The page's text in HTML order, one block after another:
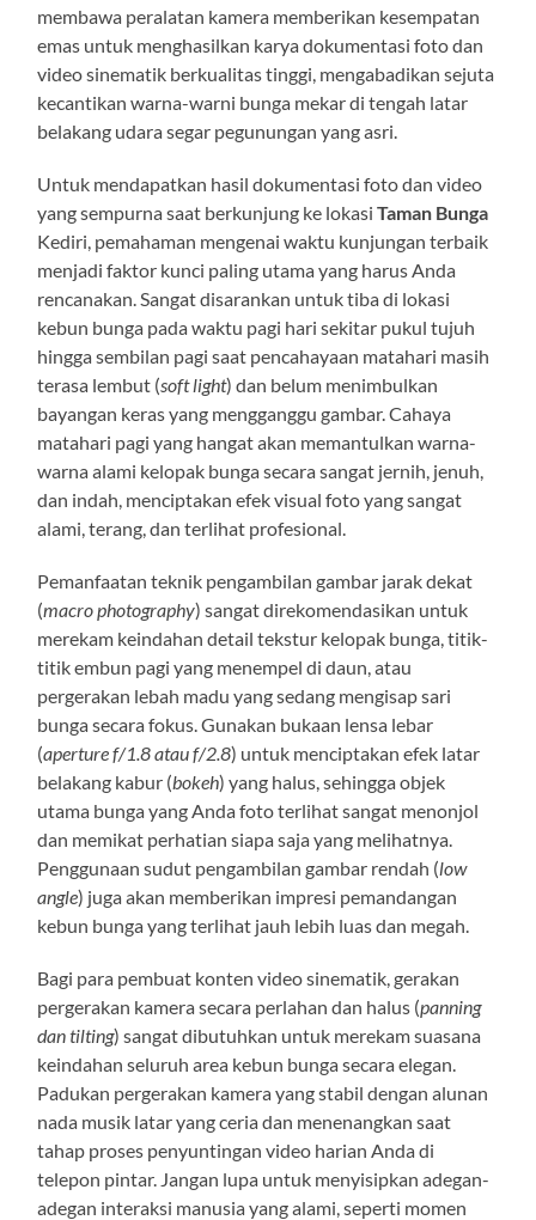
membawa peralatan kamera memberikan kesempatan
emas untuk menghasilkan karya dokumentasi foto dan
video sinematik berkualitas tinggi, mengabadikan sejuta
kecantikan warna-warni bunga mekar di tengah latar
belakang udara segar pegunungan yang asri.
Untuk mendapatkan hasil dokumentasi foto dan video
yang sempurna saat berkunjung ke lokasiTaman Bunga
Kediri, pemahaman mengenai waktu kunjungan terbaik
menjadi faktor kunci paling utama yang harus Anda
rencanakan. Sangat disarankan untuk tiba di lokasi
kebun bunga pada waktu pagi hari sekitar pukul tujuh
hingga sembilan pagi saat pencahayaan matahari masih
terasa lembut (soft light) dan belum menimbulkan
bayangan keras yang mengganggu gambar. Cahaya
matahari pagi yang hangat akan memantulkan warna-
warna alami kelopak bunga secara sangat jernih, jenuh,
dan indah, menciptakan efek visual foto yang sangat
alami, terang, dan terlihat profesional.
Pemanfaatan teknik pengambilan gambar jarak dekat
(macro photography) sangat direkomendasikan untuk
merekam keindahan detail tekstur kelopak bunga, titik-
titik embun pagi yang menempel di daun, atau
pergerakan lebah madu yang sedang mengisap sari
bunga secara fokus. Gunakan bukaan lensa lebar
(aperture f/1.8 atau f/2.8) untuk menciptakan efek latar
belakang kabur (bokeh) yang halus, sehingga objek
utama bunga yang Anda foto terlihat sangat menonjol
dan memikat perhatian siapa saja yang melihatnya.
Penggunaan sudut pengambilan gambar rendah (low
angle) juga akan memberikan impresi pemandangan
kebun bunga yang terlihat jauh lebih luas dan megah.
Bagi para pembuat konten video sinematik, gerakan
pergerakan kamera secara perlahan dan halus (panning
dan tilting) sangat dibutuhkan untuk merekam suasana
keindahan seluruh area kebun bunga secara elegan.
Padukan pergerakan kamera yang stabil dengan alunan
nada musik latar yang ceria dan menenangkan saat
tahap proses penyuntingan video harian Anda di
telepon pintar. Jangan lupa untuk menyisipkan adegan-
adegan interaksi manusia yang alami, seperti momen